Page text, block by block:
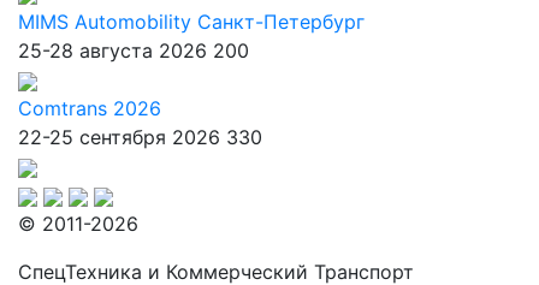
MIMS Automobility Санкт-Петербург
25-28 августа 2026 200
Comtrans 2026
22-25 сентября 2026 330
© 2011-2026
СпецТехника и Коммерческий Транспорт